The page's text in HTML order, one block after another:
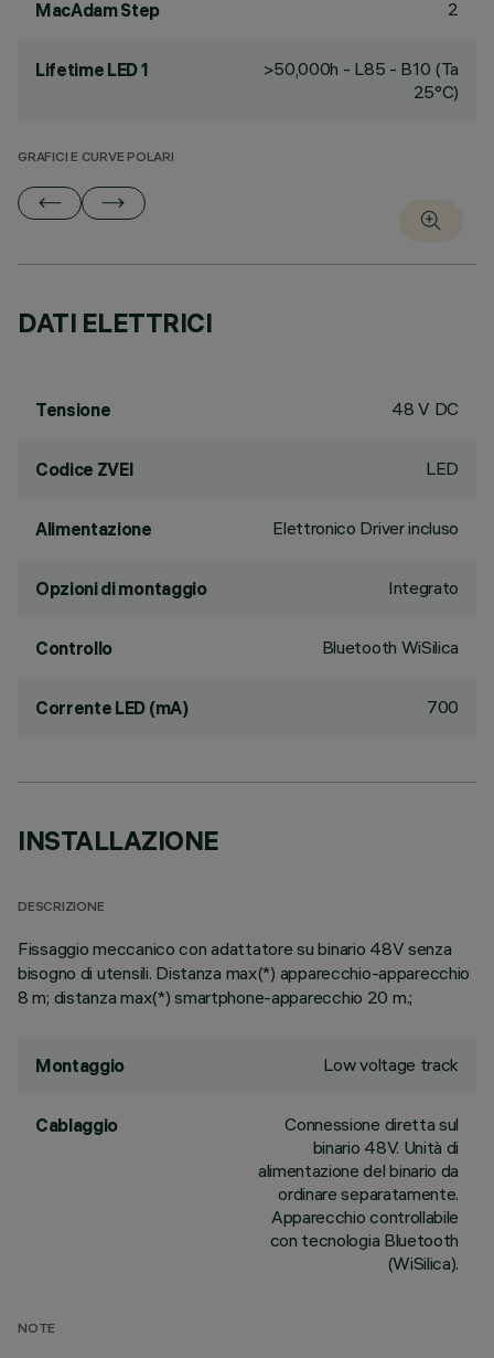
MacAdam Step 2
Lifetime LED 1
>50,000h - L85 - B10 (Ta
25°C)
GRAFICI E CURVE POLARI
DATI ELETTRICI
Tensione 48 V DC
Codice ZVEI LED
Alimentazione Elettronico Driver incluso
Opzioni di montaggio Integrato
Controllo Bluetooth WiSilica
Corrente LED (mA) 700
INSTALLAZIONE
DESCRIZIONE
Fissaggio meccanico con adattatore su binario 48V senza
bisogno di utensili. Distanza max(*) apparecchio-apparecchio
8 m; distanza max(*) smartphone-apparecchio 20 m.;
Montaggio Low voltage track
Cablaggio
Connessione diretta sul
binario 48V. Unità di
alimentazione del binario da
ordinare separatamente.
Apparecchio controllabile
con tecnologia Bluetooth
(WiSilica).
NOTE